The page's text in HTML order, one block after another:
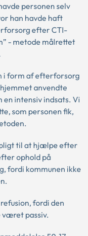
personen selv
han havde haft
efter CTI-
- metode målrettet
i form af efterforsorg
anvendte
intensiv indsats. Vi
som personen fik,
til at hjælpe efter
ophold på
fordi kommunen ikke
fordi den
været passiv.